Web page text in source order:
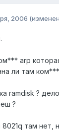
2006
arp
ли там
ramdisk ?
?
там нет,